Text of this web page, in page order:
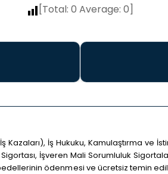
[Total: 0 Average: 0]
Kazaları), İş Hukuku, Kamulaştırma ve
İşveren Mali Sorumluluk
bedellerinin ödenmesi ve ücretsiz